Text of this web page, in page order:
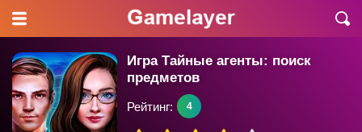
Игра Тайные агенты: поиск
предметов
Рейтинг: 4